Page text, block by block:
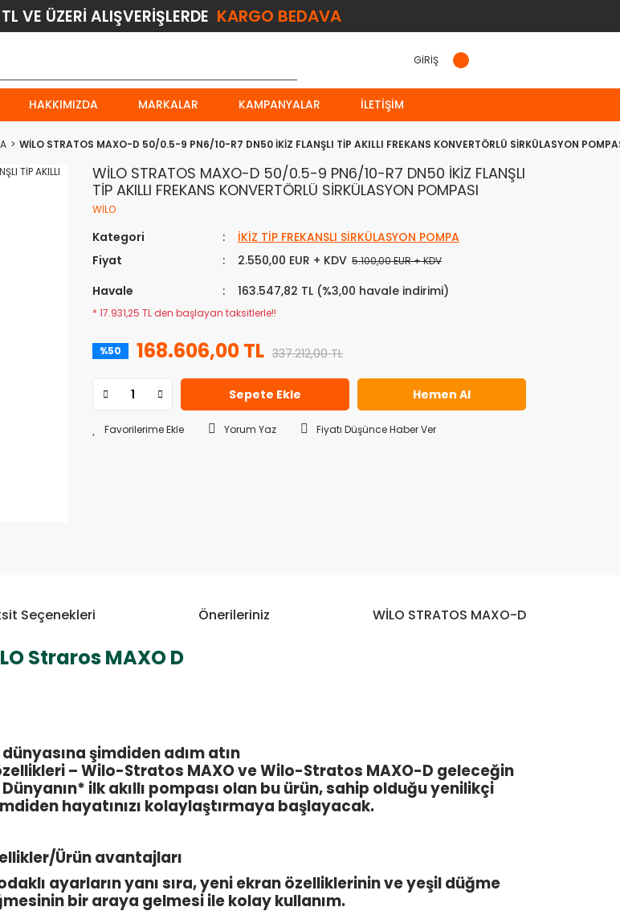
VE ÜZERİ ALIŞVERİŞLERDE KARGO BEDAVA
GİRİŞ
HAKKIMIZDA MARKALAR KAMPANYALAR İLETIŞIM
WİLO STRATOS MAXO-D 50/0.5-9 PN6/10-R7 DN50 İKİZ FLANŞLI TİP AKILLI FREKANS KONVERTÖRLÜ SİRKÜLASYON
WİLO STRATOS MAXO-D 50/0.5-9 PN6/10-R7 DN50 İKİZ FLANŞLI
TİP AKILLI FREKANS KONVERTÖRLÜ SİRKÜLASYON POMPASI
WİLO
Kategori
İKİZ TİP FREKANSLI SİRKÜLASYON POMPA
Fiyat
2.550,00 EUR + KDV 5.100,00 EUR + KDV
Havale 163.547,82 TL (%3,00 havale indirimi)
* 17.931,25 TL den başlayan taksitlerle!!
%50 168.606,00 TL 337.212,00 TL
Sepete Ekle Hemen Al
Yorum Yaz Fiyatı Düşünce Haber Ver
Seçenekleri Önerileriniz WİLO STRATOS MAXO-D
Straros MAXO D
şimdiden adım atın
– Wilo-Stratos MAXO ve Wilo-Stratos MAXO-D geleceğin
ilk akıllı pompası olan bu ürün, sahip olduğu yenilikçi
hayatınızı kolaylaştırmaya başlayacak.
Ürün avantajları
ayarların yanı sıra, yeni ekran özelliklerinin ve yeşil düğme
bir araya gelmesi ile kolay kullanım.